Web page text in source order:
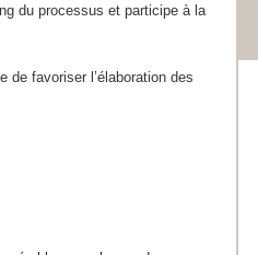
du processus et participe à la
de favoriser l’élaboration des